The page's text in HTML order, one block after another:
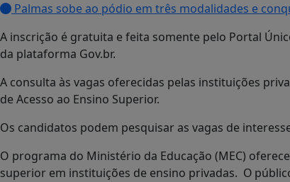
Palmas sobe ao pódio em três modalidades e
A inscrição é gratuita e feita somente pelo Portal
da plataforma Gov.br.
A consulta às vagas oferecidas pelas instituições
de Acesso ao Ensino Superior.
Os candidatos podem pesquisar as vagas de
O programa do Ministério da Educação (MEC)
superior em instituições de ensino privadas. O